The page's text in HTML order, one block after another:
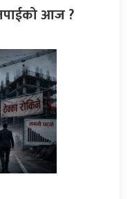
आज ?